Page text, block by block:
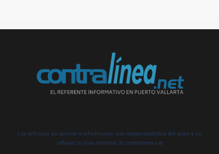
Los artículos de opinión e información son responsabilidad del autor y no
reflejan la línea editorial de contralínea.net